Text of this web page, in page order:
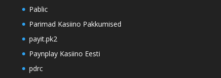
Pablic
Parimad Kasiino Pakkumised
payit.pk2
Paynplay Kasiino Eesti
pdrc